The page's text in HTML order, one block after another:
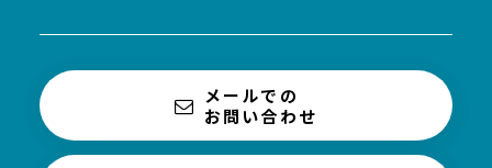
メールでの
お問い合わせ